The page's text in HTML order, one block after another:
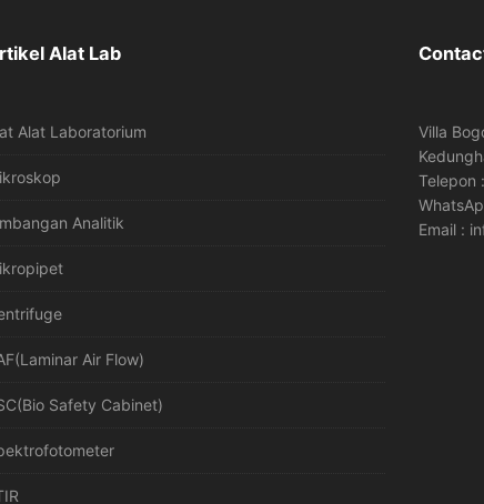
Alat Lab
Alat Laboratorium
Analitik
Air Flow)
Safety Cabinet)
Villa
Telepon
Email :